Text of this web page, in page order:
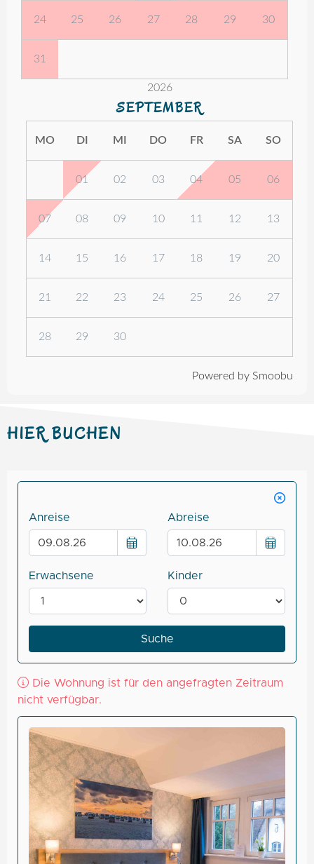
24 25 26 27 28 29 30
31
2026
SEPTEMBER
MO DI MI DO FR SA SO
01 02 03 04 05 06
07 08 09 10 11 12 13
14 15 16 17 18 19 20
21 22 23 24 25 26 27
28 29 30
Powered by Smoobu
HIER BUCHEN